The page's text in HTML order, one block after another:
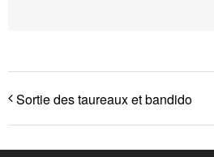
Sortie des taureaux et bandido